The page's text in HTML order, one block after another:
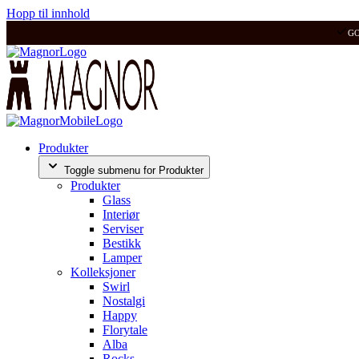
Hopp til innhold
Produkter
Toggle submenu for Produkter
Produkter
Glass
Interiør
Serviser
Bestikk
Lamper
Kolleksjoner
Swirl
Nostalgi
Happy
Florytale
Alba